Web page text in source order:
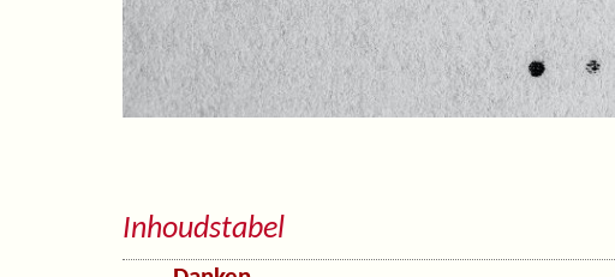
Inhoudstabel